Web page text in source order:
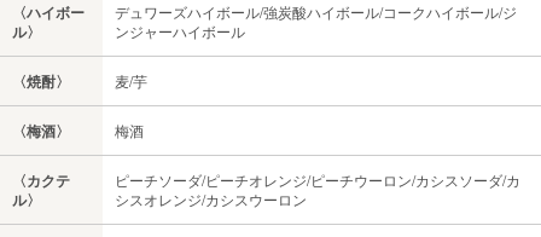
〈ハイボー
ル〉
デュワーズハイボール/強炭酸ハイボール/コークハイボール/ジ
ンジャーハイボール
〈焼酎〉 麦/芋
〈梅酒〉 梅酒
〈カクテ
ル〉
ピーチソーダ/ピーチオレンジ/ピーチウーロン/カシスソーダ/カ
シスオレンジ/カシスウーロン